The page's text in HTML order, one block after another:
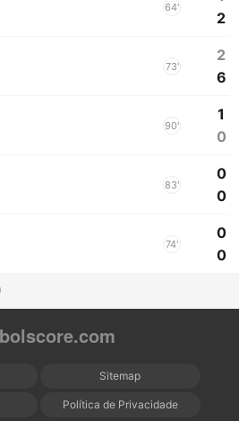
64'
2
73'
2
6
90'
1
0
83'
0
0
74'
0
0
Sitemap
Política de Privacidade